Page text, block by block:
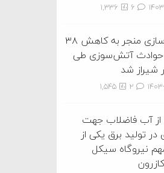
۰۹ 1,336
فرهنگ سازی منجر به کاهش ۳۸
آتش‌سوزی طی
شیراز شد
۲۷ 1,545
از آب فاضلاب جهت
در تولید برق یکی از
نیروگاه سیکل